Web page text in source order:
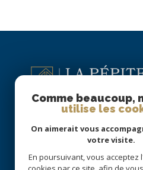
La Pépite
09 72 63 58 22
06 51 70 56 16
Comme beaucoup,
utilise les
On aimerait vous
votre visite.
En poursuivant, vous acceptez